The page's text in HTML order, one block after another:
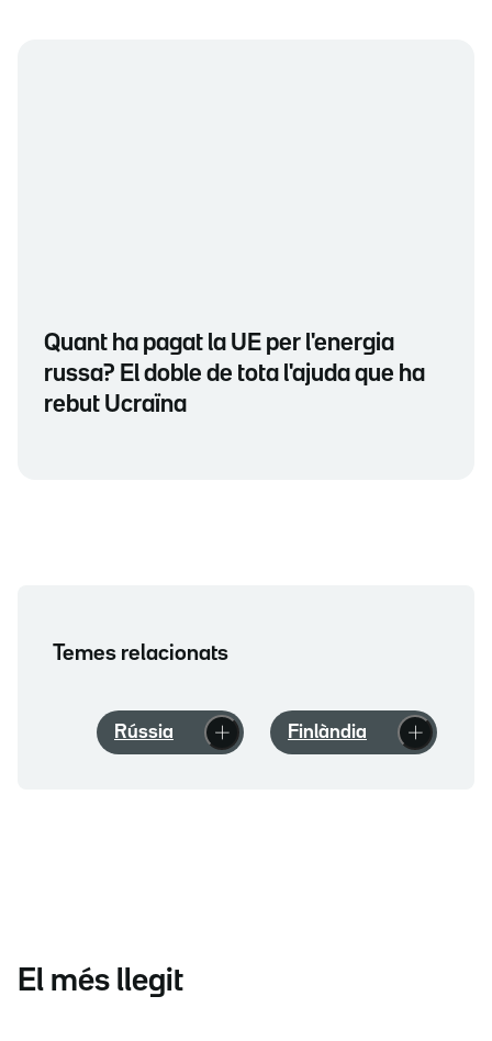
Quant ha pagat la UE per l'energia
russa? El doble de tota l'ajuda que ha
rebut Ucraïna
Temes relacionats
Rússia Finlàndia
El més llegit